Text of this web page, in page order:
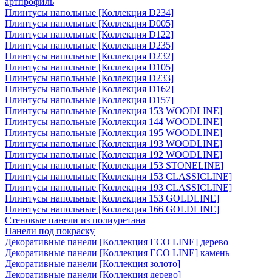
Плинтусы напольные [Коллекция D234]
Плинтусы напольные [Коллекция D005]
Плинтусы напольные [Коллекция D122]
Плинтусы напольные [Коллекция D235]
Плинтусы напольные [Коллекция D232]
Плинтусы напольные [Коллекция D105]
Плинтусы напольные [Коллекция D233]
Плинтусы напольные [Коллекция D162]
Плинтусы напольные [Коллекция D157]
Плинтусы напольные [Коллекция 153 WOODLINE]
Плинтусы напольные [Коллекция 144 WOODLINE]
Плинтусы напольные [Коллекция 195 WOODLINE]
Плинтусы напольные [Коллекция 193 WOODLINE]
Плинтусы напольные [Коллекция 192 WOODLINE]
Плинтусы напольные [Коллекция 153 STONELINE]
Плинтусы напольные [Коллекция 153 CLASSICLINE]
Плинтусы напольные [Коллекция 193 CLASSICLINE]
Плинтусы напольные [Коллекция 153 GOLDLINE]
Плинтусы напольные [Коллекция 166 GOLDLINE]
Стеновые панели из полиуретана
Панели под покраску
Декоративные панели [Коллекция ECO LINE] дерево
Декоративные панели [Коллекция ECO LINE] камень
Декоративные панели [Коллекция золото]
Декоративные панели [Коллекция дерево]